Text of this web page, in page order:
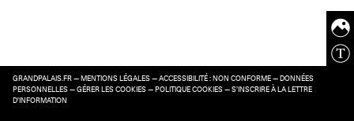
GRANDPALAIS.FR — MENTIONS LÉGALES — ACCESSIBILITÉ : NON CONFORME — DONNÉES
PERSONNELLES — GÉRER LES COOKIES — POLITIQUE COOKIES — S’INSCRIRE À LA LETTRE
D’INFORMATION